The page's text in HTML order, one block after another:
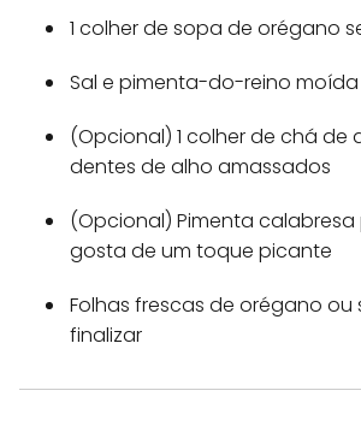
1 colher de sopa de orégano
Sal e pimenta-do-reino
(Opcional) 1 colher de chá de
dentes de alho amassados
(Opcional) Pimenta
gosta de um toque picante
Folhas frescas de orégano ou
finalizar